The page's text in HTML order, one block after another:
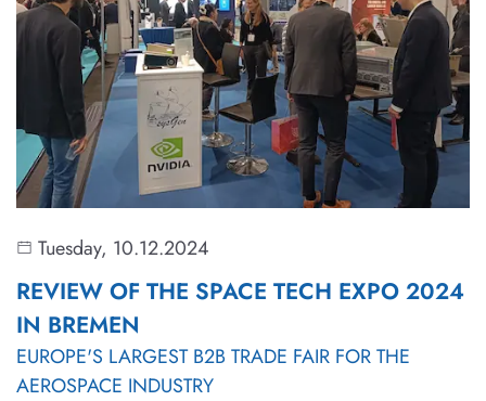
Tuesday, 10.12.2024
REVIEW OF THE SPACE TECH EXPO 2024
IN BREMEN
EUROPE'S LARGEST B2B TRADE FAIR FOR THE
AEROSPACE INDUSTRY